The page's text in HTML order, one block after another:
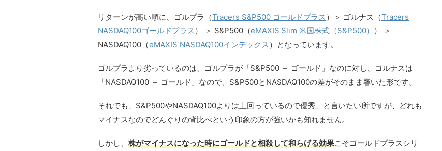
リターンが高い順に、ゴルプラ（Tracers S&P500 ゴールドプラス ）＞ ゴルナス（Tracers
NASDAQ100ゴールドプラス ） ＞ S&P500（eMAXIS Slim 米国株式（S&P500） ） ＞
NASDAQ100（eMAXIS NASDAQ100インデックス ）となっています。
ゴルプラより劣っているのは、ゴルプラが「S&P500 ＋ ゴールド」なのに対し、ゴルナスは
「NASDAQ100 ＋ ゴールド」なので、S&P500とNASDAQ100の差がそのまま響いた形です。
それでも、S&P500やNASDAQ100よりは上回っているので優秀、と言いたい所ですが、どれも
マイナスなのでどんぐりの背比べという印象の方が強いかも知れません。
しかし、 株がマイナスになった時にゴールドと相殺して和らげる効果こそゴールドプラスシリ